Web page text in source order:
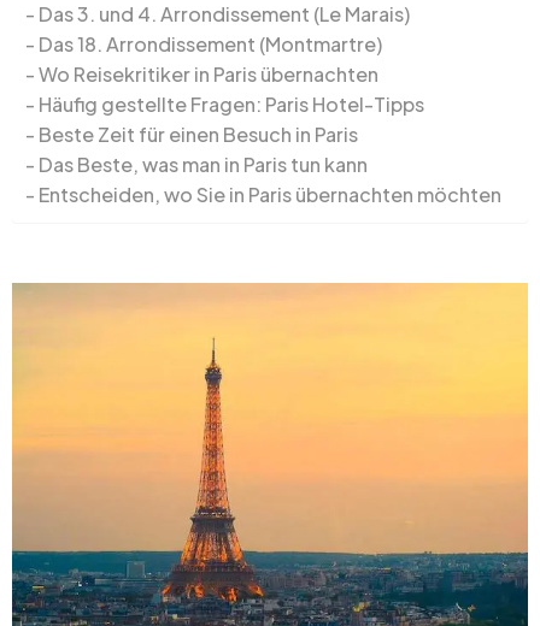
Das 3. und 4. Arrondissement (Le Marais)
Das 18. Arrondissement (Montmartre)
Wo Reisekritiker in Paris übernachten
Häufig gestellte Fragen: Paris Hotel-Tipps
Beste Zeit für einen Besuch in Paris
Das Beste, was man in Paris tun kann
Entscheiden, wo Sie in Paris übernachten möchten